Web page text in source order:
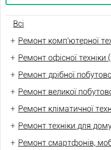
Всі
+ Ремонт комп'ютерної
+ Ремонт офісної техніки
+ Ремонт дрібної
+ Ремонт великої
+ Ремонт кліматичної
+ Ремонт техніки для
+ Ремонт смартфонів,